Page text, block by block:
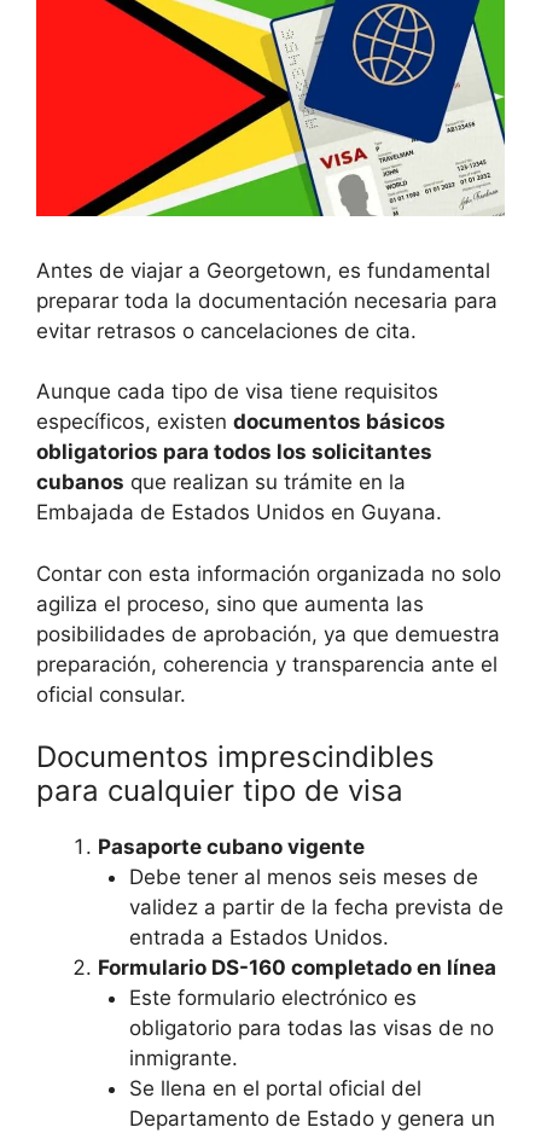
Antes de viajar a Georgetown, es fundamental
preparar toda la documentación necesaria para
evitar retrasos o cancelaciones de cita.
Aunque cada tipo de visa tiene requisitos
específicos, existen documentos básicos
obligatorios para todos los solicitantes
cubanos que realizan su trámite en la
Embajada de Estados Unidos en Guyana.
Contar con esta información organizada no solo
agiliza el proceso, sino que aumenta las
posibilidades de aprobación, ya que demuestra
preparación, coherencia y transparencia ante el
oficial consular.
Documentos imprescindibles
para cualquier tipo de visa
Pasaporte cubano vigente
Debe tener al menos seis meses de
validez a partir de la fecha prevista de
entrada a Estados Unidos.
Formulario DS-160 completado en línea
Este formulario electrónico es
obligatorio para todas las visas de no
inmigrante.
Se llena en el portal oficial del
Departamento de Estado y genera un